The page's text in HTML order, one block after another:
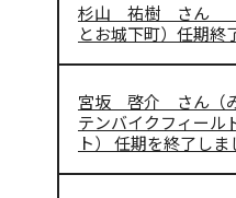
杉山 祐樹 さん （
とお城下町）任期終
宮坂 啓介 さん（
テンバイクフィール
ト） 任期を終了しま